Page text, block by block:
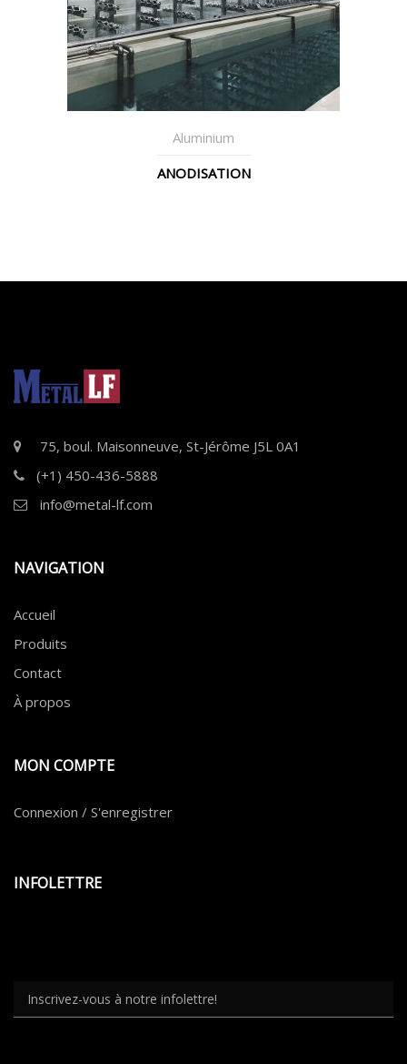
Aluminium
ANODISATION
75, boul. Maisonneuve, St-Jérôme J5L 0A1
(+1) 450-436-5888
info@metal-lf.com
NAVIGATION
Accueil
Produits
Contact
À propos
MON COMPTE
Connexion / S'enregistrer
INFOLETTRE